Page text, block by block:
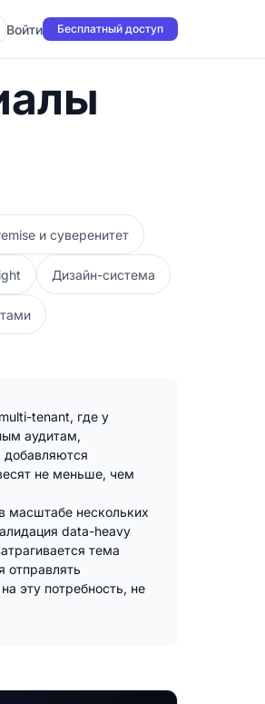
Войти Бесплатный доступ
и суверенитет
Дизайн-система
tenant, где у
аудитам,
добавляются
не меньше, чем
масштабе нескольких
data-heavy
тема
отправлять
эту потребность, не